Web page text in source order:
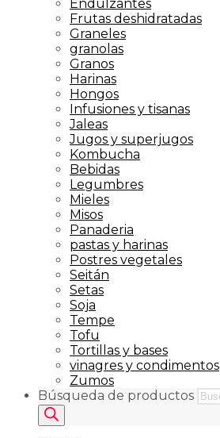
Endulzantes
Frutas deshidratadas
Graneles
granolas
Granos
Harinas
Hongos
Infusiones y tisanas
Jaleas
Jugos y superjugos
Kombucha
Bebidas
Legumbres
Mieles
Misos
Panaderia
pastas y harinas
Postres vegetales
Seitán
Setas
Soja
Tempe
Tofu
Tortillas y bases
vinagres y condimentos
Zumos
Búsqueda de productos